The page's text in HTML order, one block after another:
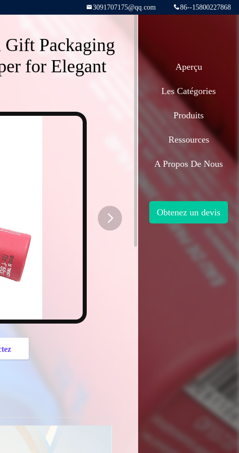
86--15800227868
3091707175@qq.com
Packaging
for Elegant
Aperçu
Les Catégories
Produits
Ressources
A Propos De Nous
Obtenez un devis